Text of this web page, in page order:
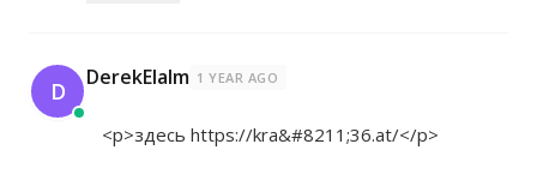
D DerekElalm 1 YEAR AGO
<p>здесь https://kra&#8211;36.at/</p>